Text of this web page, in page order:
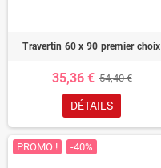
Travertin 60 x 90 premier choix
35,36 € 54,40 €
DÉTAILS
PROMO ! -40%